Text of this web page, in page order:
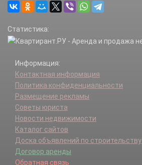
Статистика:
Информация:
Контактная информация
Политика конфиденциальности
Размещение рекламы
Советы юриста
Новости недвижимости
Каталог сайтов
Доска объявлений по строительству
Договор аренды
Обратная связь